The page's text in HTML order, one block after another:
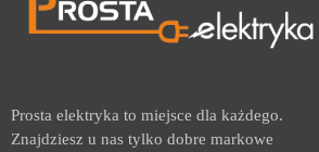
Prosta elektryka to miejsce dla każdego.
Znajdziesz u nas tylko dobre markowe